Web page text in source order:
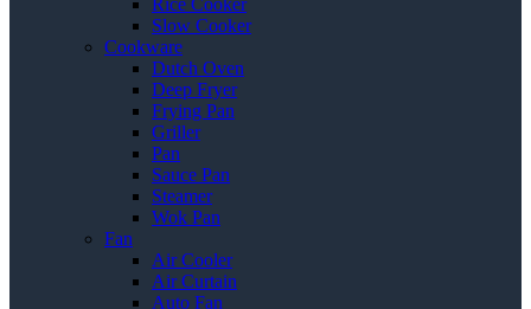
Rice Cooker
Slow Cooker
Cookware
Dutch Oven
Deep Fryer
Frying Pan
Griller
Pan
Sauce Pan
Steamer
Wok Pan
Fan
Air Cooler
Air Curtain
Auto Fan